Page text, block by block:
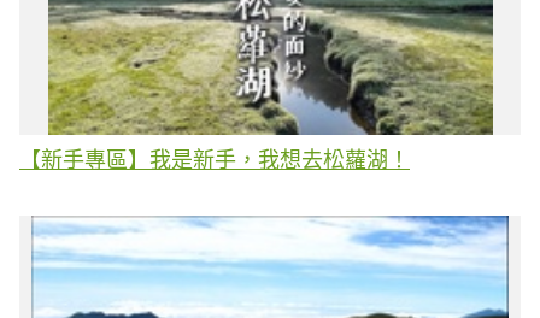
【新手專區】我是新手，我想去松蘿湖！